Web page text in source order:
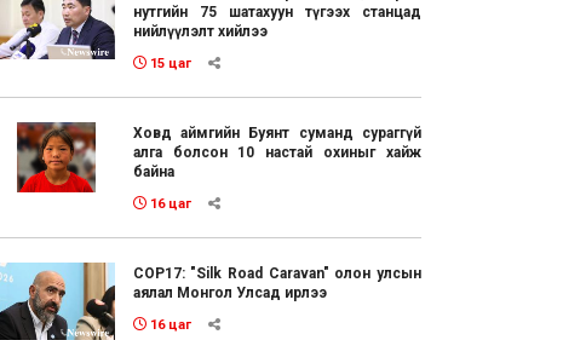
нутгийн 75 шатахуун түгээх станцад
нийлүүлэлт хийлээ
15 цаг
Ховд аймгийн Буянт суманд сураггүй
алга болсон 10 настай охиныг хайж
байна
16 цаг
COP17: "Silk Road Caravan" олон улсын
аялал Монгол Улсад ирлээ
16 цаг